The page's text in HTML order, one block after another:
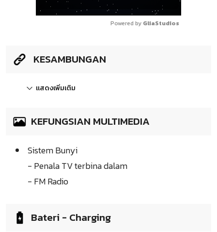
Powered by GliaStudios
KESAMBUNGAN
แสดงเพิ่มเติม
KEFUNGSIAN MULTIMEDIA
Sistem Bunyi
- Penala TV terbina dalam
- FM Radio
Bateri - Charging